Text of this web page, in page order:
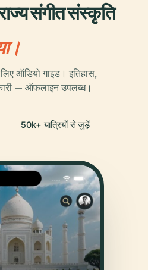
संगीत संस्कृति
ऑडियो गाइड। इतिहास,
— ऑफलाइन उपलब्ध।
50k+ यात्रियों से जुड़ें